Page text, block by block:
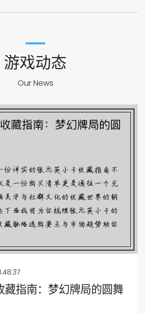
游戏动态
Our News
藏指南：梦幻牌局的圆舞